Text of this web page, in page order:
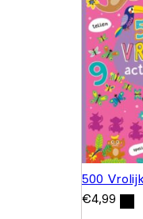
500
€4,99